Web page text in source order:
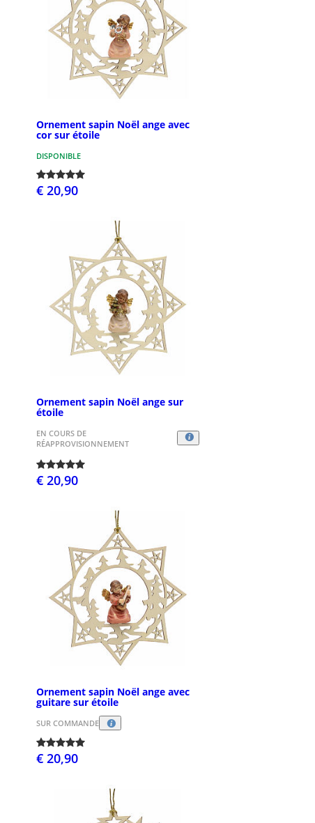
Ornement sapin Noël ange avec
cor sur étoile
DISPONIBLE
€ 20,90
Ornement sapin Noël ange sur
étoile
EN COURS DE
RÉAPPROVISIONNEMENT
€ 20,90
Ornement sapin Noël ange avec
guitare sur étoile
SUR COMMANDE
€ 20,90